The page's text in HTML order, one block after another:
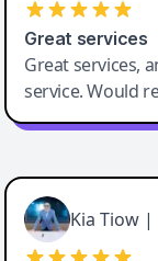
Great services
Great services,
service. Would
Cody Crabb
Great service,
Kia Tiow |